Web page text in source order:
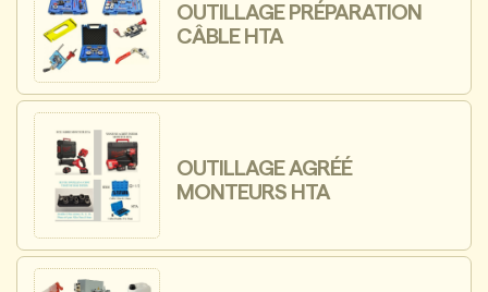
OUTILLAGE PRÉPARATION
CÂBLE HTA
OUTILLAGE AGRÉÉ
MONTEURS HTA